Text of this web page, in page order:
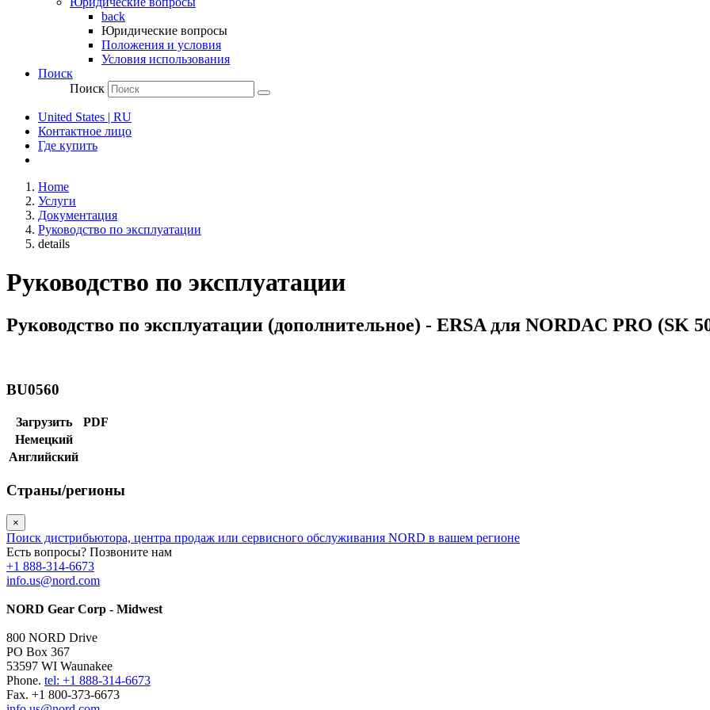
back
Юридические вопросы
Положения и условия
Условия использования
Поиск
Поиск
United States | RU
Контактное лицо
Где купить
Home
Услуги
Документация
Руководство по эксплуатации
details
Руководство по эксплуатации
Руководство по эксплуатации (дополнительное) - ERSA для NORDAC PRO (SK
BU0560
Загрузить
PDF
Немецкий
Английский
Страны/регионы
×
Поиск дистрибьютора, центра продаж или сервисного обслуживания NORD в вашем регионе
Есть вопросы? Позвоните нам
+1 888-314-6673
info.us@nord.com
NORD Gear Corp - Midwest
800 NORD Drive
PO Box 367
53597 WI Waunakee
Phone. tel: +1 888-314-6673
Fax. +1 800-373-6673